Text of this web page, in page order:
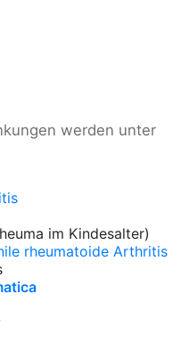
werden unter
im Kindesalter)
rheumatoide Arthritis